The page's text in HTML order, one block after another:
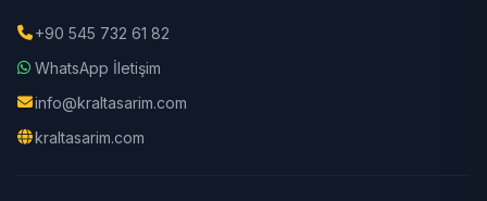
+90 545 732 61 82
WhatsApp İletişim
info@kraltasarim.com
kraltasarim.com